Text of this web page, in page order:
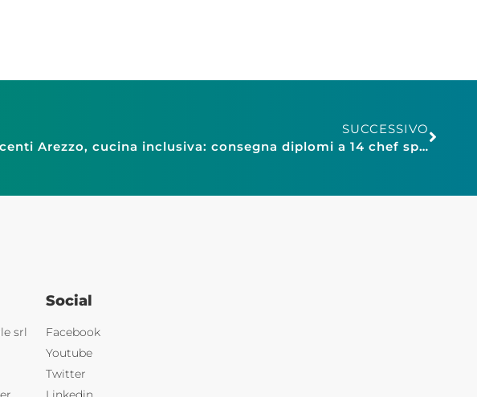
SUCCESSIVO
Confesercenti Arezzo, cucina inclusiva: consegna diplomi a 14 chef speciali
srl
Social
Facebook
Youtube
Twitter